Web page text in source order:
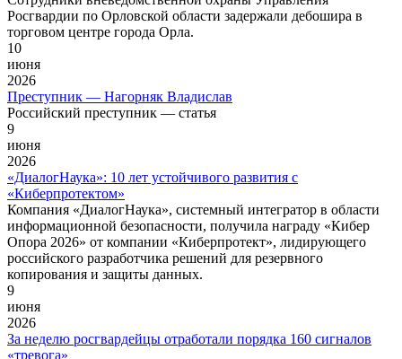
Росгвардии по Орловской области задержали дебошира в
торговом центре города Орла.
10
июня
2026
Преступник — Нагорняк Владислав
Российский преступник — статья
9
июня
2026
«ДиалогНаука»: 10 лет устойчивого развития с
«Киберпротектом»
Компания «ДиалогНаука», системный интегратор в области
информационной безопасности, получила награду «Кибер
Опора 2026» от компании «Киберпротект», лидирующего
российского разработчика решений для резервного
копирования и защиты данных.
9
июня
2026
За неделю росгвардейцы отработали порядка 160 сигналов
«тревога»